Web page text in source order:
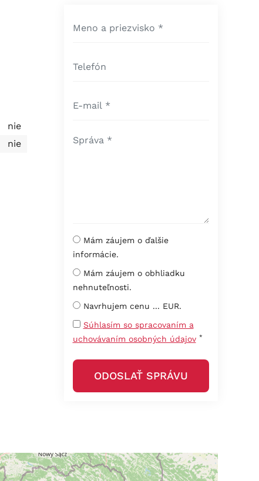
nie
nie
Mám záujem o ďalšie
informácie.
Mám záujem o obhliadku
nehnuteľnosti.
Navrhujem cenu ... EUR.
Súhlasím so spracovaním a
uchovávaním osobných údajov *